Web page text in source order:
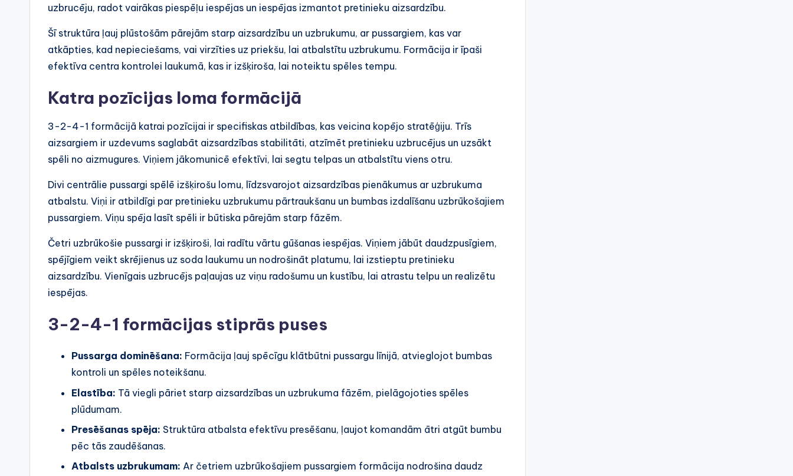
uzbrucēju, radot vairākas piespēļu iespējas un iespējas izmantot pretinieku aizsardzību.
Šī struktūra ļauj plūstošām pārejām starp aizsardzību un uzbrukumu, ar pussargiem, kas var
atkāpties, kad nepieciešams, vai virzīties uz priekšu, lai atbalstītu uzbrukumu. Formācija ir īpaši
efektīva centra kontrolei laukumā, kas ir izšķiroša, lai noteiktu spēles tempu.
Katra pozīcijas loma formācijā
3-2-4-1 formācijā katrai pozīcijai ir specifiskas atbildības, kas veicina kopējo stratēģiju. Trīs
aizsargiem ir uzdevums saglabāt aizsardzības stabilitāti, atzīmēt pretinieku uzbrucējus un uzsākt
spēli no aizmugures. Viņiem jākomunicē efektīvi, lai segtu telpas un atbalstītu viens otru.
Divi centrālie pussargi spēlē izšķirošu lomu, līdzsvarojot aizsardzības pienākumus ar uzbrukuma
atbalstu. Viņi ir atbildīgi par pretinieku uzbrukumu pārtraukšanu un bumbas izdalīšanu uzbrūkošajiem
pussargiem. Viņu spēja lasīt spēli ir būtiska pārejām starp fāzēm.
Četri uzbrūkošie pussargi ir izšķiroši, lai radītu vārtu gūšanas iespējas. Viņiem jābūt daudzpusīgiem,
spējīgiem veikt skrējienus uz soda laukumu un nodrošināt platumu, lai izstieptu pretinieku
aizsardzību. Vienīgais uzbrucējs paļaujas uz viņu radošumu un kustību, lai atrastu telpu un realizētu
iespējas.
3-2-4-1 formācijas stiprās puses
Pussarga dominēšana: Formācija ļauj spēcīgu klātbūtni pussargu līnijā, atvieglojot bumbas
kontroli un spēles noteikšanu.
Elastība: Tā viegli pāriet starp aizsardzības un uzbrukuma fāzēm, pielāgojoties spēles
plūdumam.
Presēšanas spēja: Struktūra atbalsta efektīvu presēšanu, ļaujot komandām ātri atgūt bumbu
pēc tās zaudēšanas.
Atbalsts uzbrukumam: Ar četriem uzbrūkošajiem pussargiem formācija nodrošina daudz